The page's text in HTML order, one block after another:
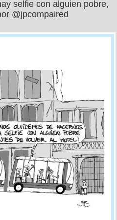
selfie con alguien pobre,
@jpcompaired